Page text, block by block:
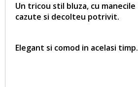
Un tricou stil bluza, cu manecile
cazute si decolteu potrivit.
Elegant si comod in acelasi timp.